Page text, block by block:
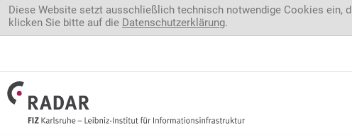
Direkt zum Inhalt
Diese Website setzt ausschließlich technisch notwendige Cookies ein,
klicken Sie bitte auf die Datenschutzerklärung.